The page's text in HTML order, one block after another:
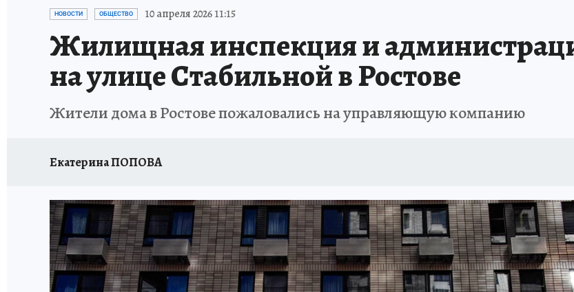
ЗАПОВЕДНАЯ РОССИЯ ПРОИСШЕСТВИЯ
НОВОСТИ ОБЩЕСТВО 10 апреля 2026 11:15
Жилищная инспекция и
на улице Стабильной в Ростове
Жители дома в Ростове пожаловались на управляющую компанию
Екатерина ПОПОВА